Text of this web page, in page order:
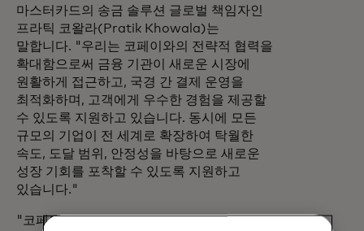
마스터카드의 송금 솔루션 글로벌 책임자인
프라틱 코왈라(Pratik Khowala)는
말합니다. "우리는 코페이와의 전략적 협력을
확대함으로써 금융 기관이 새로운 시장에
원활하게 접근하고, 국경 간 결제 운영을
최적화하며, 고객에게 우수한 경험을 제공할
수 있도록 지원하고 있습니다. 동시에 모든
규모의 기업이 전 세계로 확장하여 탁월한
속도, 도달 범위, 안정성을 바탕으로 새로운
성장 기회를 포착할 수 있도록 지원하고
있습니다."
"코페이 크로스보더 솔루션 그룹 사장 마크